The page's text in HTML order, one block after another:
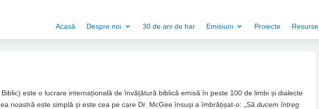
Acasă Despre noi 30 de ani de har Emisiuni Proiecte Resurse
este o lucrare internațională de învățătură biblică emisă în peste 100 de limbi și dialecte
noastră este simplă și este cea pe care Dr. McGee însuși a îmbrățișat-o: „Să ducem întreg